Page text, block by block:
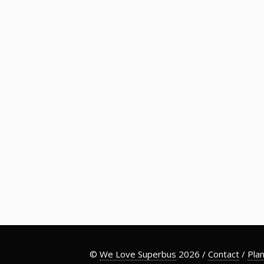
© We Love Superbus 2026 / Contact /